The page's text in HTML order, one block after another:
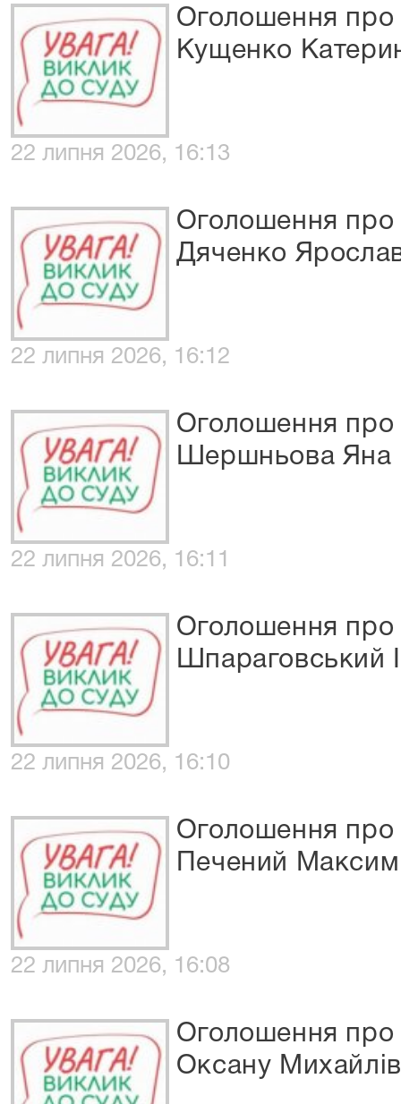
Оголошення про
Кущенко
22 липня 2026, 16:13
Оголошення про
Дяченко
22 липня 2026, 16:12
Оголошення про
Шершньова Яна
22 липня 2026, 16:11
Оголошення про
Шпараговський
22 липня 2026, 16:10
Оголошення про
Печений
22 липня 2026, 16:08
Оголошення про
Оксану